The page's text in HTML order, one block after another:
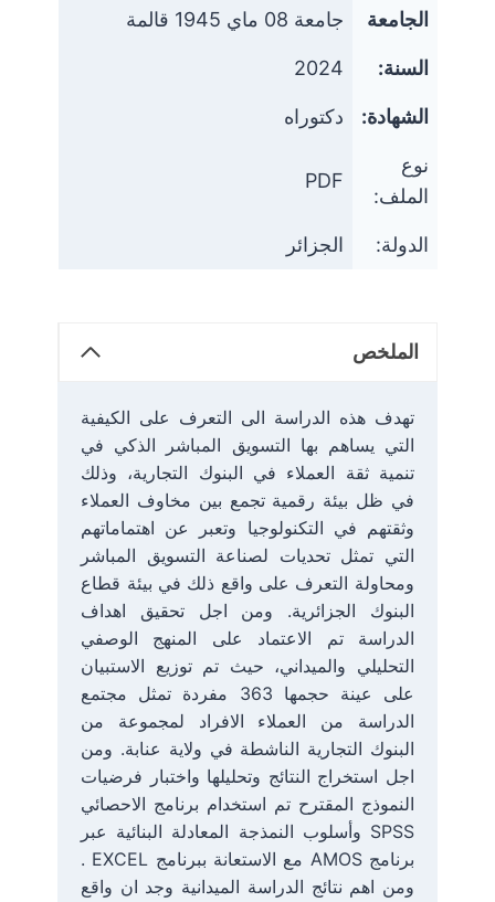
الجامعة جامعة 08 ماي 1945 قالمة
السنة: 2024
الشهادة: دكتوراه
نوع
الملف:
PDF
الدولة: الجزائر
الملخص
تهدف هذه الدراسة الى التعرف على الكيفية
التي يساهم بها التسويق المباشر الذكي في
تنمية ثقة العملاء في البنوك التجارية، وذلك
في ظل بيئة رقمية تجمع بين مخاوف العملاء
وثقتهم في التكنولوجيا وتعبر عن اهتماماتهم
التي تمثل تحديات لصناعة التسويق المباشر
ومحاولة التعرف على واقع ذلك في بيئة قطاع
البنوك الجزائرية. ومن اجل تحقيق اهداف
الدراسة تم الاعتماد على المنهج الوصفي
التحليلي والميداني، حيث تم توزيع الاستبيان
على عينة حجمها 363 مفردة تمثل مجتمع
الدراسة من العملاء الافراد لمجموعة من
البنوك التجارية الناشطة في ولاية عنابة. ومن
اجل استخراج النتائج وتحليلها واختبار فرضيات
النموذج المقترح تم استخدام برنامج الاحصائي
SPSS وأسلوب النمذجة المعادلة البنائية عبر
برنامج AMOS مع الاستعانة ببرنامج EXCEL .
ومن اهم نتائج الدراسة الميدانية وجد ان واقع